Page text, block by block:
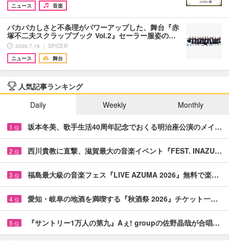
ニュース
音楽
バカバカしさと不条理がパワーアップした、舞台『赤
塚不二夫スクラップブック Vol.2』セーラー服姿の…
2026.7.16 ｜ SPICER
ニュース
舞台
人気記事ランキング
Daily
Weekly Monthly
1 位 坂本冬美、歌手生活40周年記念でおくる明治座公演のメイ…
2 位 西川貴教に直撃、滋賀最大の音楽イベント『FEST. INAZU…
3 位 福島最大級の音楽フェス『LIVE AZUMA 2026』無料で楽…
4 位 愛知・岐阜の地酒を満喫する『秋酒祭 2026』チケット一…
5 位 『サントリー1万人の第九』Aぇ! groupの佐野晶哉が合唱…